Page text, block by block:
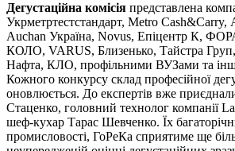
Дегустаційна комісія представлена
Укрметртестстандарт, Metro
Auchan Україна, Novus, Епіцентр К,
КОЛО, VARUS, Близенько, Тайстра
Нафта, КЛО, профільними ВУЗами та
Кожного конкурсу склад професійної
оновлюється. До експертів вже
Стаценко, головний технолог компанії
шеф-кухар Тарас Шевченко. Їх
промисловості, ГоРеКа сприятиме ще